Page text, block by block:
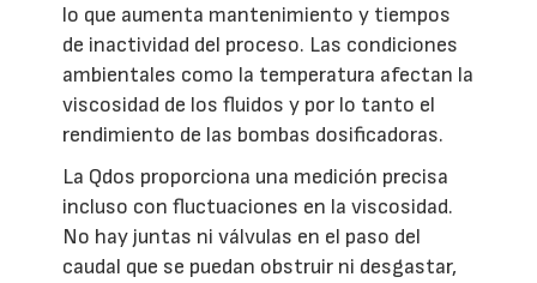
lo que aumenta mantenimiento y tiempos
de inactividad del proceso. Las condiciones
ambientales como la temperatura afectan la
viscosidad de los fluidos y por lo tanto el
rendimiento de las bombas dosificadoras.
La Qdos proporciona una medición precisa
incluso con fluctuaciones en la viscosidad.
No hay juntas ni válvulas en el paso del
caudal que se puedan obstruir ni desgastar,